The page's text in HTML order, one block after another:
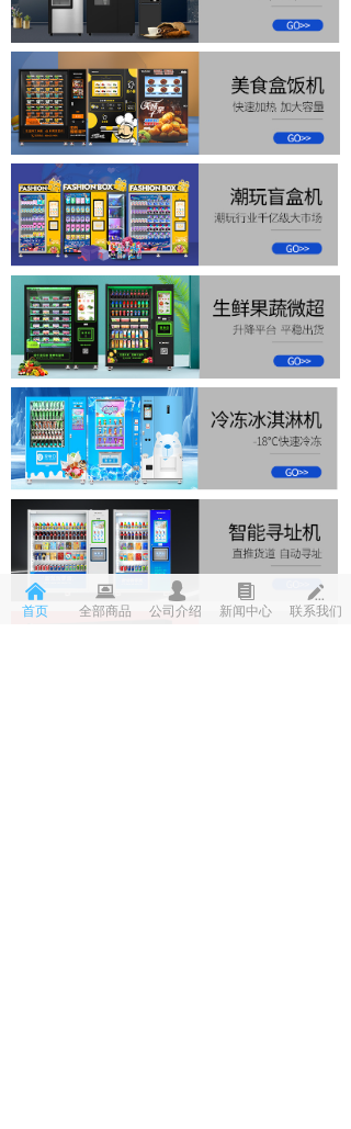
낀
首页
뀵
全部商品
넙
公司介绍
뀴
新闻中心
넀
联系我们